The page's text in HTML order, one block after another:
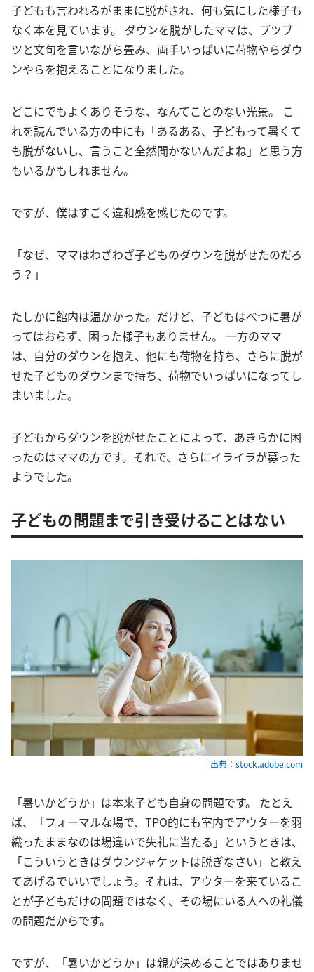
子どもも言われるがままに脱がされ、何も気にした様子も
なく本を見ています。 ダウンを脱がしたママは、ブツブ
ツと文句を言いながら畳み、両手いっぱいに荷物やらダウ
ンやらを抱えることになりました。
どこにでもよくありそうな、なんてことのない光景。 こ
れを読んでいる方の中にも「あるある、子どもって暑くて
も脱がないし、言うこと全然聞かないんだよね」と思う方
もいるかもしれません。
ですが、僕はすごく違和感を感じたのです。
「なぜ、ママはわざわざ子どものダウンを脱がせたのだろ
う？」
たしかに館内は温かかった。だけど、子どもはべつに暑が
ってはおらず、困った様子もありません。 一方のママ
は、自分のダウンを抱え、他にも荷物を持ち、さらに脱が
せた子どものダウンまで持ち、荷物でいっぱいになってし
まいました。
子どもからダウンを脱がせたことによって、あきらかに困
ったのはママの方です。それで、さらにイライラが募った
ようでした。
子どもの問題まで引き受けることはない
出典：stock.adobe.com
「暑いかどうか」は本来子ども自身の問題です。 たとえ
ば、「フォーマルな場で、TPO的にも室内でアウターを羽
織ったままなのは場違いで失礼に当たる」というときは、
「こういうときはダウンジャケットは脱ぎなさい」と教え
てあげるでいいでしょう。それは、アウターを来ているこ
とが子どもだけの問題ではなく、その場にいる人への礼儀
の問題だからです。
ですが、「暑いかどうか」は親が決めることではありませ